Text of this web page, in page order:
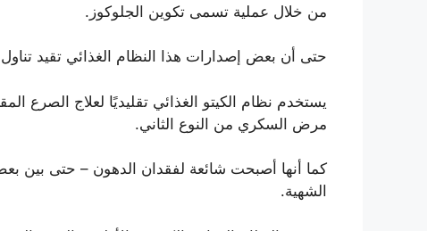
من خلال عملية تسمى تكوين الجلوكوز.
حتى أن بعض إصدارات هذا النظام الغذائي تقيد تناول
يستخدم نظام الكيتو الغذائي تقليديًا لعلاج الصرع
مرض السكري من النوع الثاني.
كما أنها أصبحت شائعة لفقدان الدهون – حتى بين
الشهية.